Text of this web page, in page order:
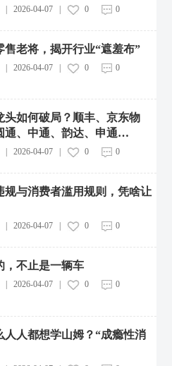
| 2026-04-07| 0 0
售老将，揭开行业“遮羞布”
| 2026-04-07| 0 0
头如何破局？顺丰、京东物
通、中通、韵达、申通…
2026-04-07| 0 0
规与消费者滥用规则，凭啥让
2026-04-07| 0 0
，不止是一辆车
2026-04-07| 0 0
人人都想学山姆？“成瘾性消
心投运